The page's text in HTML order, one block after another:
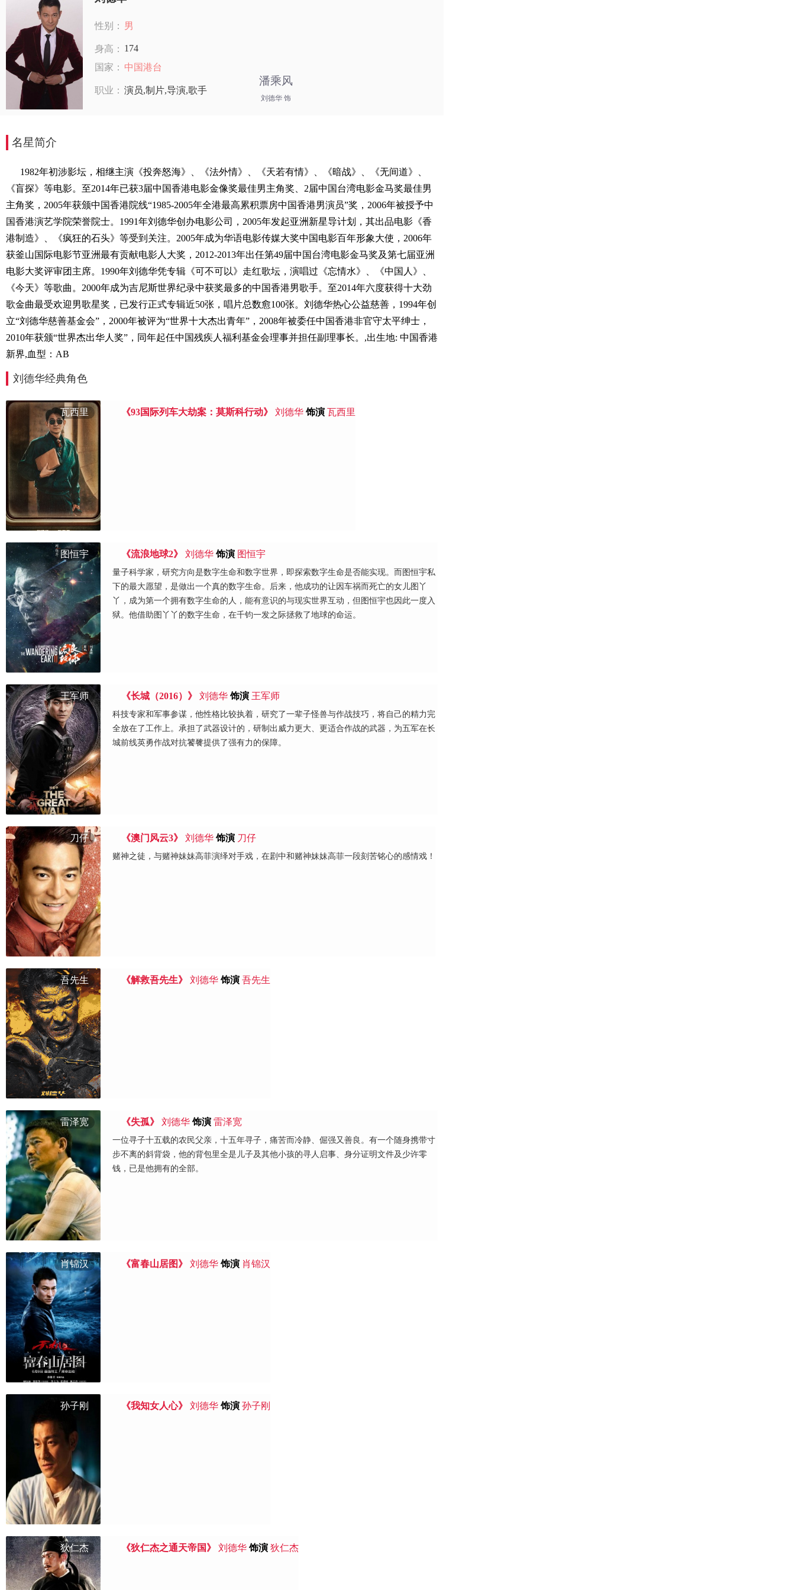
性别： 男
身高： 174
国家： 中国港台
职业： 演员,制片,导演,歌手
潘乘风
刘德华 饰
名星简介
1982年初涉影坛，相继主演《投奔怒海》、《法外情》、《天若有情》、《暗战》、《无间道》、
《盲探》等电影。至2014年已获3届中国香港电影金像奖最佳男主角奖、2届中国台湾电影金马奖最佳男
主角奖，2005年获颁中国香港院线“1985-2005年全港最高累积票房中国香港男演员”奖，2006年被授予中
国香港演艺学院荣誉院士。1991年刘德华创办电影公司，2005年发起亚洲新星导计划，其出品电影《香
港制造》、《疯狂的石头》等受到关注。2005年成为华语电影传媒大奖中国电影百年形象大使，2006年
获釜山国际电影节亚洲最有贡献电影人大奖，2012-2013年出任第49届中国台湾电影金马奖及第七届亚洲
电影大奖评审团主席。1990年刘德华凭专辑《可不可以》走红歌坛，演唱过《忘情水》、《中国人》、
《今天》等歌曲。2000年成为吉尼斯世界纪录中获奖最多的中国香港男歌手。至2014年六度获得十大劲
歌金曲最受欢迎男歌星奖，已发行正式专辑近50张，唱片总数愈100张。刘德华热心公益慈善，1994年创
立“刘德华慈善基金会”，2000年被评为“世界十大杰出青年”，2008年被委任中国香港非官守太平绅士，
2010年获颁“世界杰出华人奖”，同年起任中国残疾人福利基金会理事并担任副理事长。,出生地: 中国香港
新界,血型：AB
刘德华经典角色
瓦西里 《93国际列车大劫案：莫斯科行动》 刘德华 饰演 瓦西里
图恒宇 《流浪地球2》 刘德华 饰演 图恒宇
量子科学家，研究方向是数字生命和数字世界，即探索数字生命是否能实现。而图恒宇私
下的最大愿望，是做出一个真的数字生命。后来，他成功的让因车祸而死亡的女儿图丫
丫，成为第一个拥有数字生命的人，能有意识的与现实世界互动，但图恒宇也因此一度入
狱。他借助图丫丫的数字生命，在千钧一发之际拯救了地球的命运。
王军师 《长城（2016）》 刘德华 饰演 王军师
科技专家和军事参谋，他性格比较执着，研究了一辈子怪兽与作战技巧，将自己的精力完
全放在了工作上。承担了武器设计的，研制出威力更大、更适合作战的武器，为五军在长
城前线英勇作战对抗饕餮提供了强有力的保障。
刀仔 《澳门风云3》 刘德华 饰演 刀仔
赌神之徒，与赌神妹妹高菲演绎对手戏，在剧中和赌神妹妹高菲一段刻苦铭心的感情戏！
吾先生 《解救吾先生》 刘德华 饰演 吾先生
雷泽宽 《失孤》 刘德华 饰演 雷泽宽
一位寻子十五载的农民父亲，十五年寻子，痛苦而冷静、倔强又善良。有一个随身携带寸
步不离的斜背袋，他的背包里全是儿子及其他小孩的寻人启事、身分证明文件及少许零
钱，已是他拥有的全部。
肖锦汉 《富春山居图》 刘德华 饰演 肖锦汉
孙子刚 《我知女人心》 刘德华 饰演 孙子刚
狄仁杰 《狄仁杰之通天帝国》 刘德华 饰演 狄仁杰